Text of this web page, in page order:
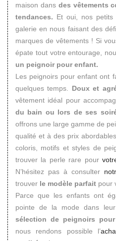
maison dans des vêtements
tendances. Et oui, nos petits
galerie en nous faisant des
marques de vêtements ! Si
épate tout votre entourage,
un peignoir pour enfant.
Les peignoirs pour enfant ont
quelques temps.
Doux et
vêtement idéal pour
du bain ou lors de ses
offrons une large gamme de
qualité et à des prix
coloris, motifs et styles de
trouver la perle rare pour
N’hésitez pas à consulter
trouver le modèle parfait pour
Parce que les enfants ont
pointe de la mode dans
sélection de peignoirs
nous rendons possible l’